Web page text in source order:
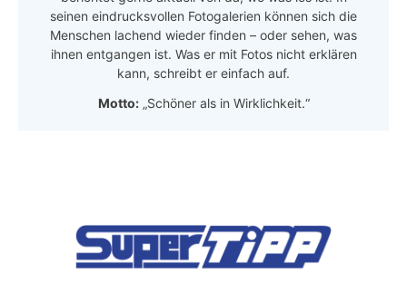
seinen eindrucksvollen Fotogalerien können sich die
Menschen lachend wieder finden – oder sehen, was
ihnen entgangen ist. Was er mit Fotos nicht erklären
kann, schreibt er einfach auf.
Motto:„Schöner als in Wirklichkeit.“